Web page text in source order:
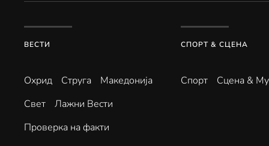
ВЕСТИ
Охрид Струга
Македонија
Свет
Лажни Вести
Проверка на факти
СПОРТ & СЦЕНА
Спорт Сцена &